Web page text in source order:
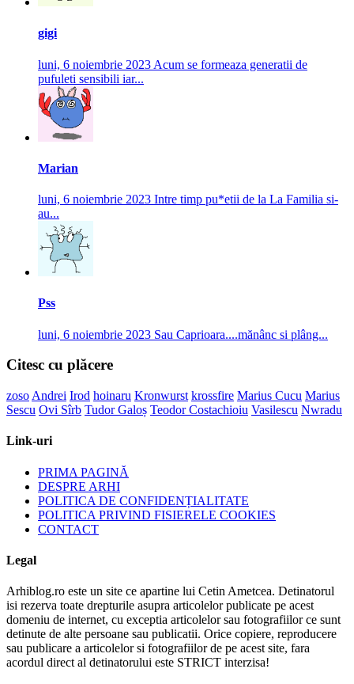
gigi
luni, 6 noiembrie 2023 Acum se formeaza generatii de
pufuleti sensibili iar...
Marian
luni, 6 noiembrie 2023 Intre timp pu*etii de la La Familia si-
au...
Pss
luni, 6 noiembrie 2023 Sau Caprioara....mănânc si plâng...
Citesc cu plăcere
zoso Andrei Irod hoinaru Kronwurst krossfire Marius Cucu Marius
Sescu Ovi Sîrb Tudor Galoș Teodor Costachioiu Vasilescu Nwradu
Link-uri
PRIMA PAGINĂ
DESPRE ARHI
POLITICA DE CONFIDENȚIALITATE
POLITICA PRIVIND FISIERELE COOKIES
CONTACT
Legal
Arhiblog.ro este un site ce apartine lui Cetin Ametcea. Detinatorul
isi rezerva toate drepturile asupra articolelor publicate pe acest
domeniu de internet, cu exceptia articolelor sau fotografiilor ce sunt
detinute de alte persoane sau publicatii. Orice copiere, reproducere
sau publicare a articolelor si fotografiilor de pe acest site, fara
acordul direct al detinatorului este STRICT interzisa!